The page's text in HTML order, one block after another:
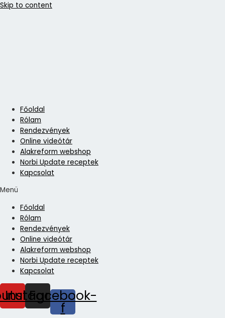
Skip to content
Főoldal
Rólam
Rendezvények
Online videótár
Alakreform webshop
Norbi Update receptek
Kapcsolat
Menü
Főoldal
Rólam
Rendezvények
Online videótár
Alakreform webshop
Norbi Update receptek
Kapcsolat
Instagram
Facebook-
f